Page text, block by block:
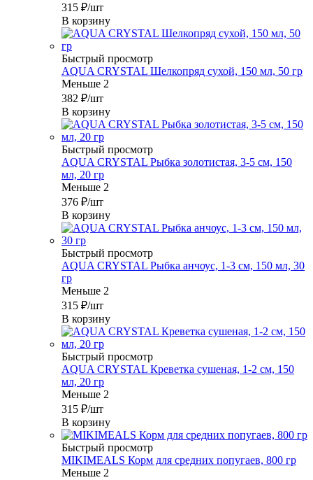
315 ₽/шт
В корзину
Быстрый просмотр
AQUA CRYSTAL Шелкопряд сухой, 150 мл, 50 гр
Меньше 2
382 ₽/шт
В корзину
Быстрый просмотр
AQUA CRYSTAL Рыбка золотистая, 3-5 см, 150
мл, 20 гр
Меньше 2
376 ₽/шт
В корзину
Быстрый просмотр
AQUA CRYSTAL Рыбка анчоус, 1-3 см, 150 мл, 30
гр
Меньше 2
315 ₽/шт
В корзину
Быстрый просмотр
AQUA CRYSTAL Креветка сушеная, 1-2 см, 150
мл, 20 гр
Меньше 2
315 ₽/шт
В корзину
Быстрый просмотр
MIKIMEALS Корм для средних попугаев, 800 гр
Меньше 2